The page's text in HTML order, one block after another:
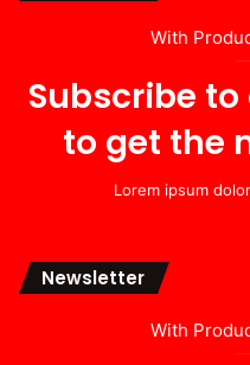
With
Subscribe
to get the
Lorem ipsum
Newsletter
With